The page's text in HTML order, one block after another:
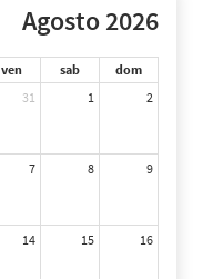
Agosto 2026
ven sab
dom
31 1 2
7 8 9
14 15 16